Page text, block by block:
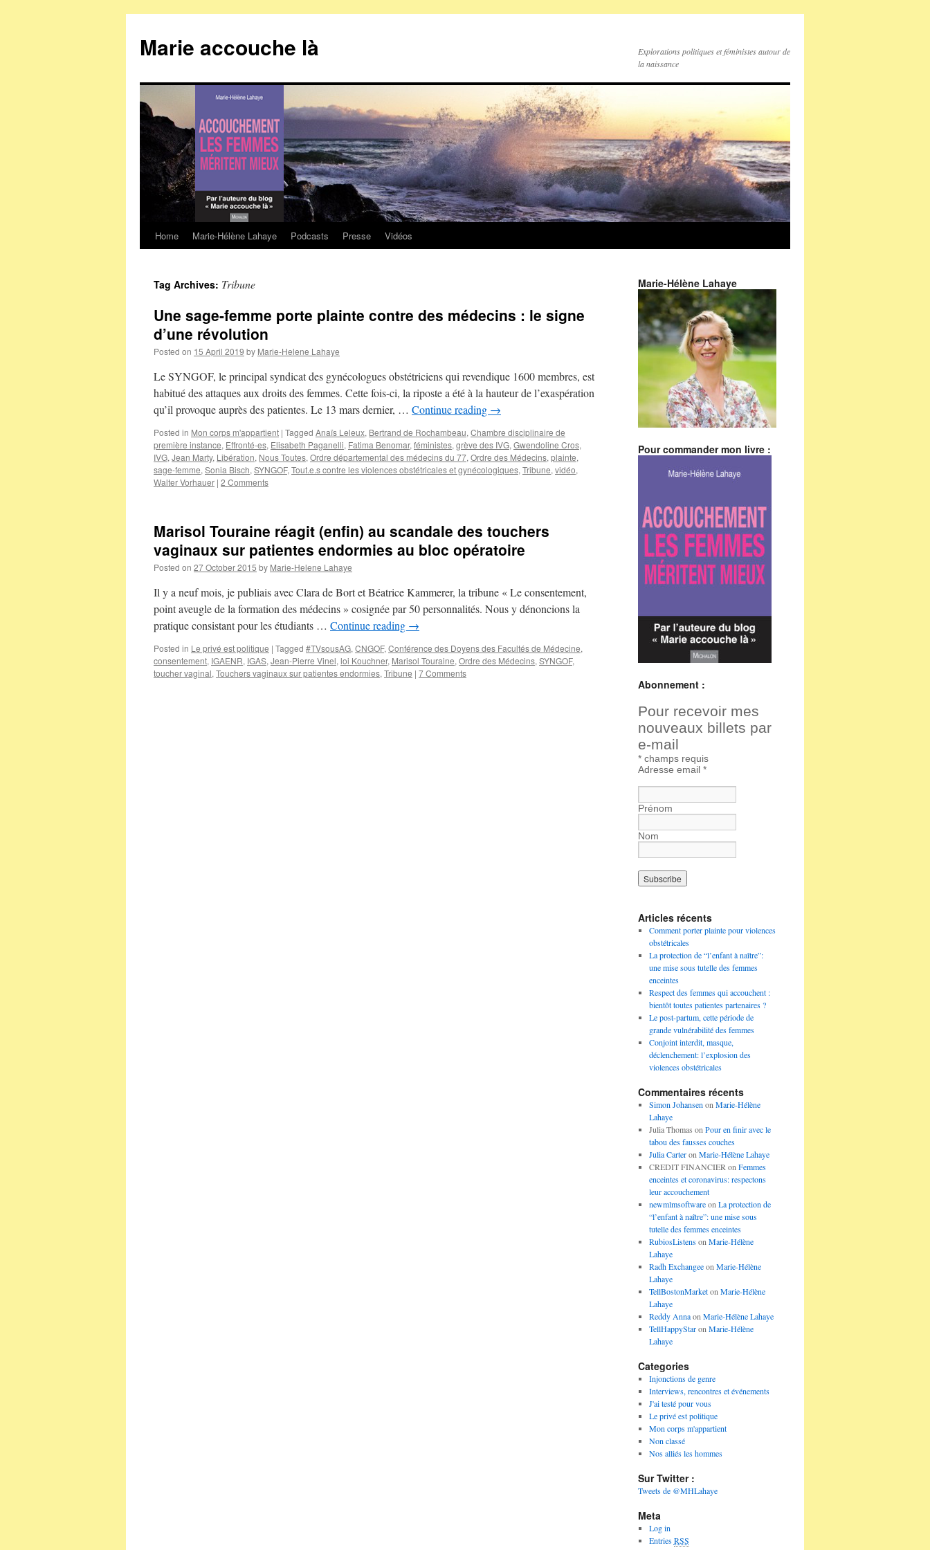
Marie accouche là
Explorations politiques et féministes autour de
la naissance
Skip
content
Home Marie-Hélène Lahaye Podcasts Presse Vidéos
Tag Archives: Tribune
Une sage-femme porte plainte contre des médecins : le signe
d’une révolution
Posted on 15 April 2019 by Marie-Helene Lahaye
Le SYNGOF, le principal syndicat des gynécologues obstétriciens qui revendique 1600 membres, est
habitué des attaques aux droits des femmes. Cette fois-ci, la riposte a été à la hauteur de l’exaspération
qu’il provoque auprès des patientes. Le 13 mars dernier, … Continue reading →
Posted in Mon corps m'appartient | Tagged Anaïs Leleux, Bertrand de Rochambeau, Chambre disciplinaire de
première instance, Effronté-es, Elisabeth Paganelli, Fatima Benomar, féministes, grève des IVG, Gwendoline Cros,
IVG, Jean Marty, Libération, Nous Toutes, Ordre départemental des médecins du 77, Ordre des Médecins, plainte,
sage-femme, Sonia Bisch, SYNGOF, Tout.e.s contre les violences obstétricales et gynécologiques, Tribune, vidéo,
Walter Vorhauer | 2 Comments
Marisol Touraine réagit (enfin) au scandale des touchers
vaginaux sur patientes endormies au bloc opératoire
Posted on 27 October 2015 by Marie-Helene Lahaye
Il y a neuf mois, je publiais avec Clara de Bort et Béatrice Kammerer, la tribune « Le consentement,
point aveugle de la formation des médecins » cosignée par 50 personnalités. Nous y dénoncions la
pratique consistant pour les étudiants … Continue reading →
Posted in Le privé est politique | Tagged #TVsousAG, CNGOF, Conférence des Doyens des Facultés de Médecine,
consentement, IGAENR, IGAS, Jean-Pierre Vinel, loi Kouchner, Marisol Touraine, Ordre des Médecins, SYNGOF,
toucher vaginal, Touchers vaginaux sur patientes endormies, Tribune | 7 Comments
Marie-Hélène Lahaye
Pour commander mon livre :
Abonnement :
Pour recevoir mes
nouveaux billets par
e-mail
* champs requis
Adresse email *
Prénom
Nom
Articles récents
Comment porter plainte pour violences
obstétricales
La protection de “l’enfant à naître”:
une mise sous tutelle des femmes
enceintes
Respect des femmes qui accouchent :
bientôt toutes patientes partenaires ?
Le post-partum, cette période de
grande vulnérabilité des femmes
Conjoint interdit, masque,
déclenchement: l’explosion des
violences obstétricales
Commentaires récents
Simon Johansen on Marie-Hélène
Lahaye
Julia Thomas on Pour en finir avec le
tabou des fausses couches
Julia Carteron Marie-Hélène Lahaye
CREDIT FINANCIER on Femmes
enceintes et coronavirus: respectons
leur accouchement
newmlmsoftwareon La protection de
“l’enfant à naître”: une mise sous
tutelle des femmes enceintes
RubiosListenson Marie-Hélène
Lahaye
Radh Exchangeeon Marie-Hélène
Lahaye
TellBostonMarketon Marie-Hélène
Lahaye
Reddy Annaon Marie-Hélène Lahaye
TellHappyStaron Marie-Hélène
Lahaye
Categories
Injonctions de genre
Interviews, rencontres et événements
J'ai testé pour vous
Le privé est politique
Mon corps m'appartient
Non classé
Nos alliés les hommes
Sur Twitter :
Tweets de @MHLahaye
Meta
Log in
EntriesRSS